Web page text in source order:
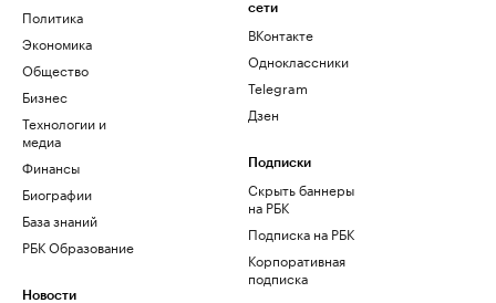
Политика
Экономика
Общество
Бизнес
Технологии и
медиа
Финансы
Биографии
База знаний
РБК Образование
Новости
сети
ВКонтакте
Одноклассники
Telegram
Дзен
Подписки
Скрыть баннеры
на РБК
Подписка на РБК
Корпоративная
подписка